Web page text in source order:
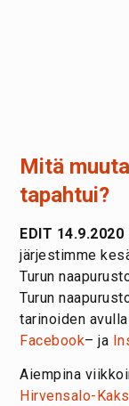
Mitä
tapahtui?
EDIT 14.9.2020
järjestimme
Turun
Turun
tarinoiden
Facebook– ja
Aiempina
Hirvensalo-